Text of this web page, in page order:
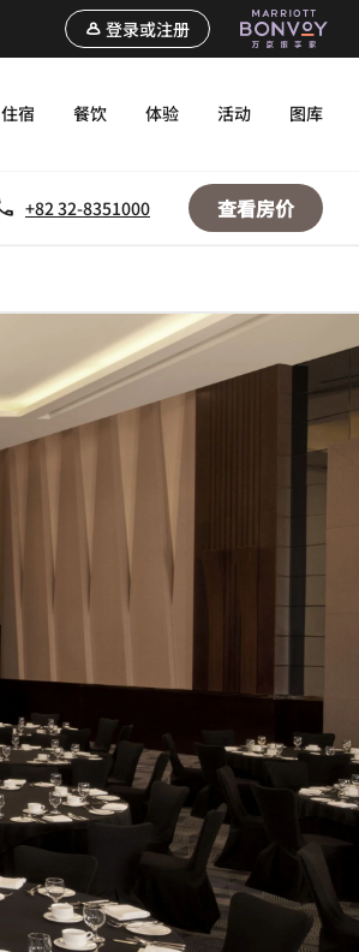
登录或注册
住宿 餐饮 体验 活动 图库
+82 32-8351000 查看房价